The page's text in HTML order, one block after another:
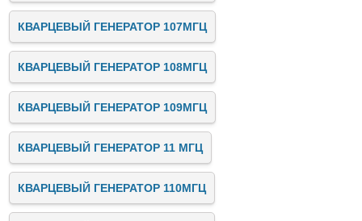
КВАРЦЕВЫЙ ГЕНЕРАТОР 107МГЦ
КВАРЦЕВЫЙ ГЕНЕРАТОР 108МГЦ
КВАРЦЕВЫЙ ГЕНЕРАТОР 109МГЦ
КВАРЦЕВЫЙ ГЕНЕРАТОР 11 МГЦ
КВАРЦЕВЫЙ ГЕНЕРАТОР 110МГЦ